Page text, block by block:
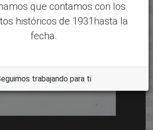
que contamos con los
históricos de 1931hasta la
fecha.
trabajando para ti